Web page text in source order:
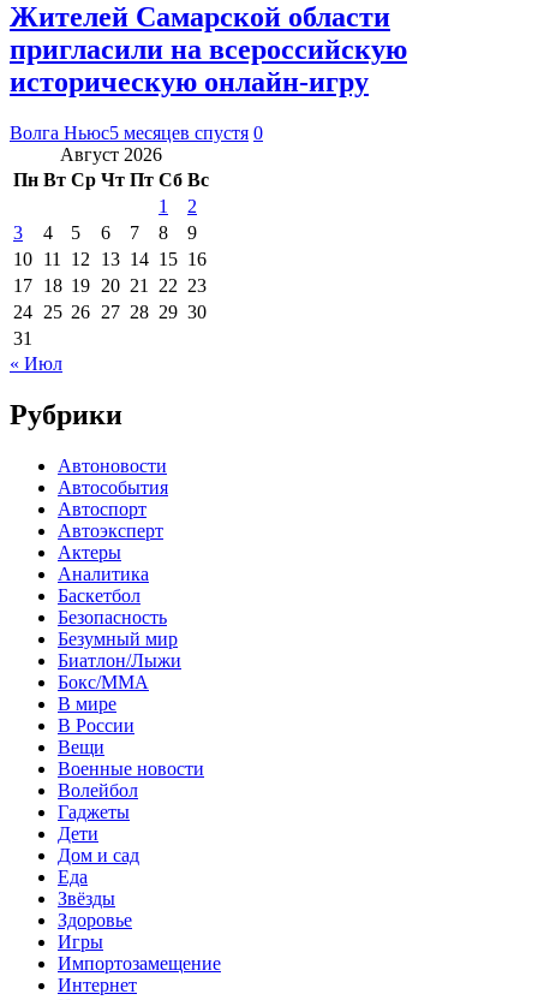
Жителей Самарской области
пригласили на всероссийскую
историческую онлайн-игру
Волга Ньюс5 месяцев спустя 0
Август 2026
Пн Вт Ср Чт Пт Сб Вс
1
2
3
4 5 6 7 8
9
10 11 12 13 14 15 16
17 18 19 20 21 22 23
24 25 26 27 28 29 30
31
« Июл
Рубрики
Автоновости
Автособытия
Автоспорт
Автоэксперт
Актеры
Аналитика
Баскетбол
Безопасность
Безумный мир
Биатлон/Лыжи
Бокс/MMA
В мире
В России
Вещи
Военные новости
Волейбол
Гаджеты
Дети
Дом и сад
Еда
Звёзды
Здоровье
Игры
Импортозамещение
Интернет